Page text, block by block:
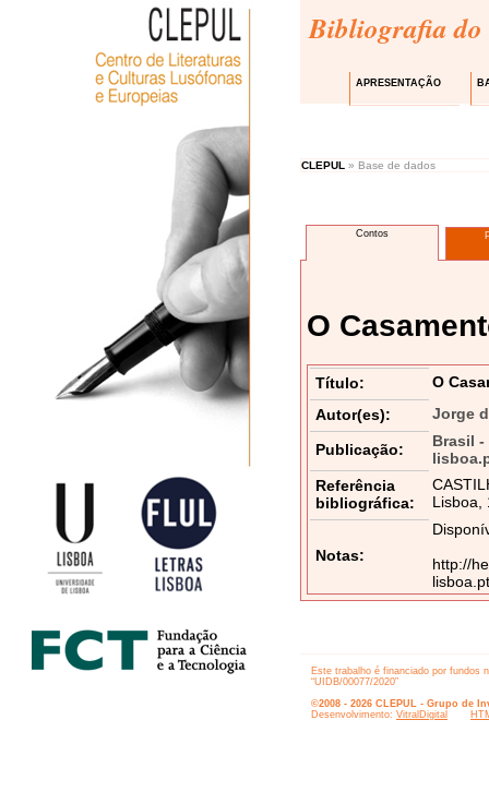
Bibliografia do
APRESENTAÇÃO
CLEPUL » Base de dados
Contos
O
Título:
O
Autor(es):
Jorge
Publicação:
Brasil
Referência
bibliográfica:
Lisboa,
Notas:
http://
Este trabalho é financiado por fundos
“UIDB/00077/2020”
©2008 - 2026 CLEPUL - Grupo de
Desenvolvimento: VitralDigital